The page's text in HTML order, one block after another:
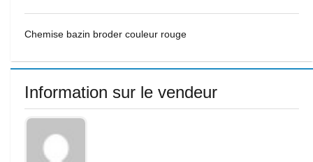
Chemise bazin broder couleur rouge
Information sur le vendeur